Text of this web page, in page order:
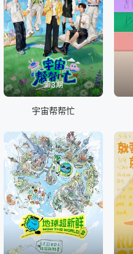
第3期
宇宙帮帮忙